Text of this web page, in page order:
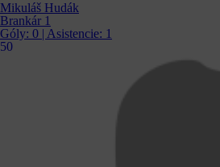
Mikuláš Hudák
Brankár 1
Góly: 0 | Asistencie: 1
50